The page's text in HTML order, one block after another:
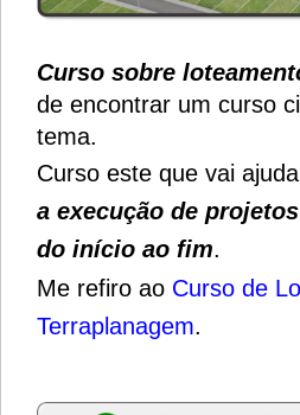
Curso sobre
de encontrar um curso
tema.
Curso este que vai
a execução de
do início ao fim.
Me refiro ao Curso de
Terraplanagem.